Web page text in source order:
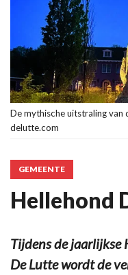
De mythische uitstraling van
delutte.com
GEMEENTE
Hellehond
Tijdens de jaarlijkse
De Lutte wordt de